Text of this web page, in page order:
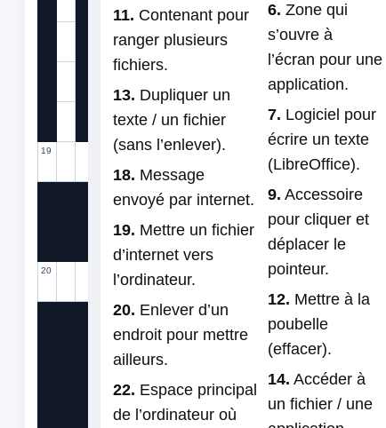
19
20 21
11. Contenant pour
ranger plusieurs
fichiers.
13. Dupliquer un
texte / un fichier
(sans l’enlever).
18. Message
envoyé par internet.
19. Mettre un fichier
d’internet vers
l’ordinateur.
20. Enlever d’un
endroit pour mettre
ailleurs.
22. Espace principal
de l’ordinateur où
6. Zone qui
s’ouvre à
l’écran pour une
application.
7. Logiciel pour
écrire un texte
(LibreOffice).
9. Accessoire
pour cliquer et
déplacer le
pointeur.
12. Mettre à la
poubelle
(effacer).
14. Accéder à
un fichier / une